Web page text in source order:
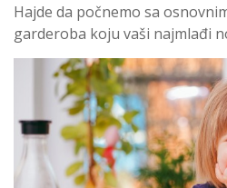
Hajde da počnemo sa
garderoba koju vaši najmlađi